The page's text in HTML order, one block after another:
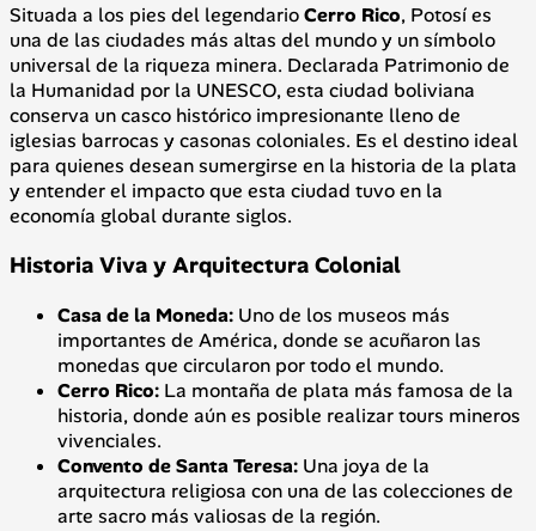
Situada a los pies del legendarioCerro Rico, Potosí es
una de las ciudades más altas del mundo y un símbolo
universal de la riqueza minera. Declarada Patrimonio de
la Humanidad por la UNESCO, esta ciudad boliviana
conserva un casco histórico impresionante lleno de
iglesias barrocas y casonas coloniales. Es el destino ideal
para quienes desean sumergirse en la historia de la plata
y entender el impacto que esta ciudad tuvo en la
economía global durante siglos.
Historia Viva y Arquitectura Colonial
Casa de la Moneda: Uno de los museos más
importantes de América, donde se acuñaron las
monedas que circularon por todo el mundo.
Cerro Rico: La montaña de plata más famosa de la
historia, donde aún es posible realizar tours mineros
vivenciales.
Convento de Santa Teresa: Una joya de la
arquitectura religiosa con una de las colecciones de
arte sacro más valiosas de la región.